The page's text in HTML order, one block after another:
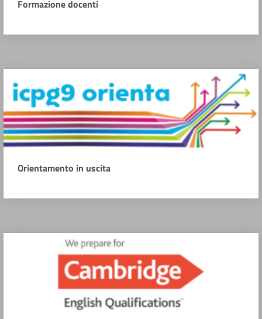
Formazione docenti
Orientamento in uscita